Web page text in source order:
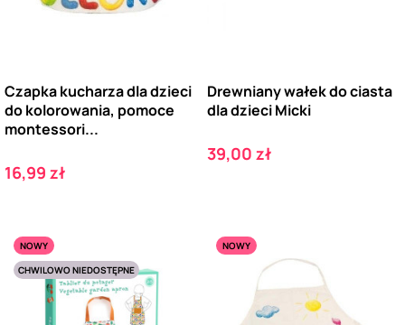
Czapka kucharza dla dzieci
do kolorowania, pomoce
montessori...
Cena
16,99 zł
Drewniany wałek do ciasta
dla dzieci Micki
Cena
39,00 zł
NOWY
CHWILOWO NIEDOSTĘPNE
NOWY